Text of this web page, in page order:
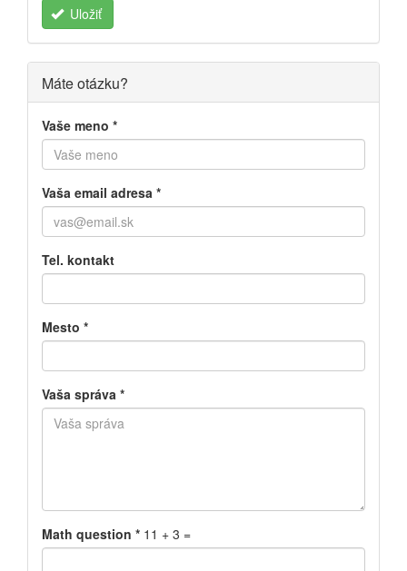
Uložiť
Máte otázku?
Vaše meno *
Vaša email adresa *
Tel. kontakt
Mesto *
Vaša správa *
Math question * 11 + 3 =